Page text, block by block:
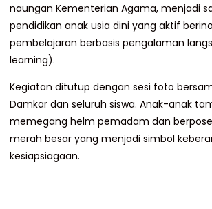
naungan Kementerian Agama, menjadi
pendidikan anak usia dini yang aktif
pembelajaran berbasis pengalaman
learning).
Kegiatan ditutup dengan sesi foto
Damkar dan seluruh siswa. Anak-anak
memegang helm pemadam dan
merah besar yang menjadi simbol
kesiapsiagaan.